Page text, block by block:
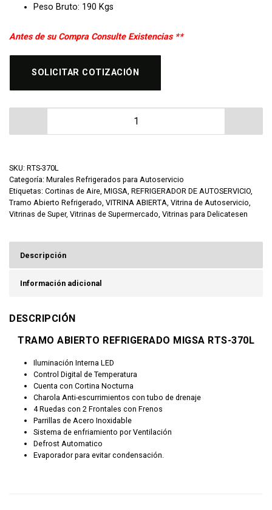
Peso Bruto: 190 Kgs
Antes de su Compra Consulte Existencias **
SOLICITAR COTIZACIÓN
Tramo Abierto Refrigerado MIGSA RTS-370L cantidad
SKU: RTS-370L
Categoría: Murales Refrigerados para Autoservicio
Etiquetas: Cortinas de Aire, MIGSA, REFRIGERADOR DE AUTOSERVICIO,
Tramo Abierto Refrigerado, VITRINA ABIERTA, Vitrina de Autoservicio,
Vitrinas de Super, Vitrinas de Supermercado, Vitrinas para Delicatesen
Descripción
Información adicional
DESCRIPCIÓN
TRAMO ABIERTO REFRIGERADO MIGSA RTS-370L
Iluminación Interna LED
Control Digital de Temperatura
Cuenta con Cortina Nocturna
Charola Anti-escurrimientos con tubo de drenaje
4 Ruedas con 2 Frontales con Frenos
Parrillas de Acero Inoxidable
Sistema de enfriamiento por Ventilación
Defrost Automatico
Evaporador para evitar condensación.